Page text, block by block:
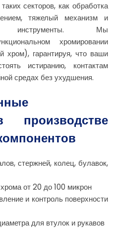
секторов, как обработка
тяжелый механизм и
инструменты. Мы
хромировании
хром), гарантируя, что ваши
истиранию, контактам
средах без ухудшения.
производстве
стержней, колец, булавок,
от 20 до 100 микрон
и контроль поверхности
для втулок и рукавов